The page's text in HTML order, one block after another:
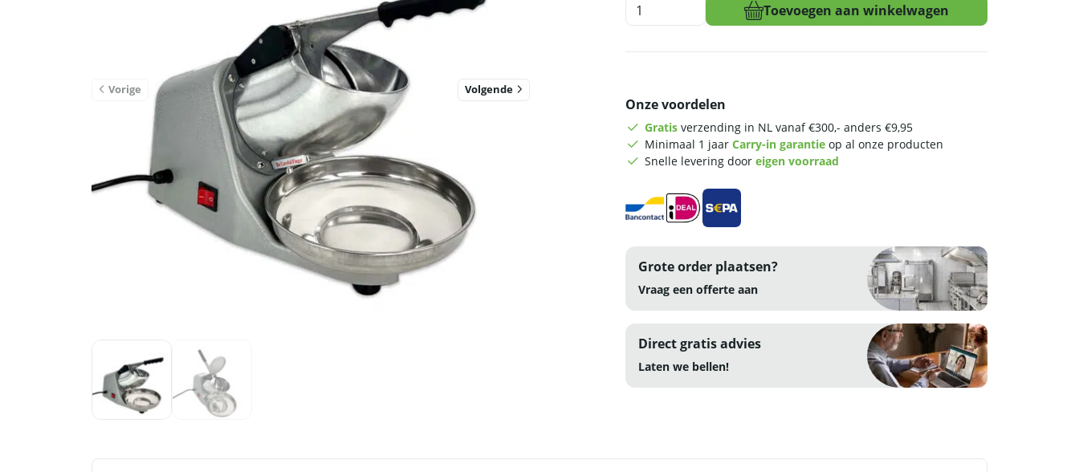
Vorige Volgende
Icecrusher
-
230V
RVS
Toevoegen aan winkelwagen
Onze voordelen
Gratis verzending in NL vanaf €300,- anders €9,95
Minimaal 1 jaar Carry-in garantie op al onze producten
Snelle levering door eigen voorraad
Grote order plaatsen?
Vraag een offerte aan
Direct gratis advies
Laten we bellen!